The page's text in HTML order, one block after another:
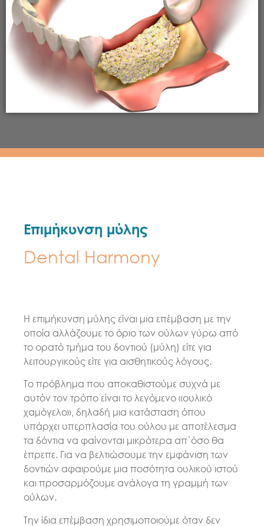
Η επιμήκυνση μύλης είναι μια επέμβαση με την
οποία αλλάζουμε το όριο των ούλων γύρω από
το ορατό τμήμα του δοντιού (μύλη) είτε για
λειτουργικούς είτε για αισθητικούς λόγους.
Το πρόβλημα που αποκαθιστούμε συχνά με
αυτόν τον τρόπο είναι το λεγόμενο «ουλικό
χαμόγελο», δηλαδή μια κατάσταση όπου
υπάρχει υπερπλασία του ούλου με αποτέλεσμα
τα δόντια να φαίνονται μικρότερα απ΄όσο θα
έπρεπε. Για να βελτιώσουμε την εμφάνιση των
δοντιών αφαιρούμε μια ποσότητα ουλικού ιστού
και προσαρμόζουμε ανάλογα τη γραμμή των
ούλων.
Την ίδια επέμβαση χρησιμοποιούμε όταν δεν
Επιμήκυνση μύλης
Dental Harmony